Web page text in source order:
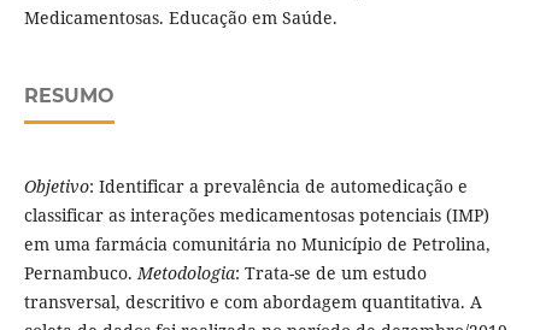
Medicamentosas. Educação em Saúde.
RESUMO
Objetivo: Identificar a prevalência de automedicação e
classificar as interações medicamentosas potenciais (IMP)
em uma farmácia comunitária no Município de Petrolina,
Pernambuco.Metodologia: Trata-se de um estudo
transversal, descritivo e com abordagem quantitativa. A